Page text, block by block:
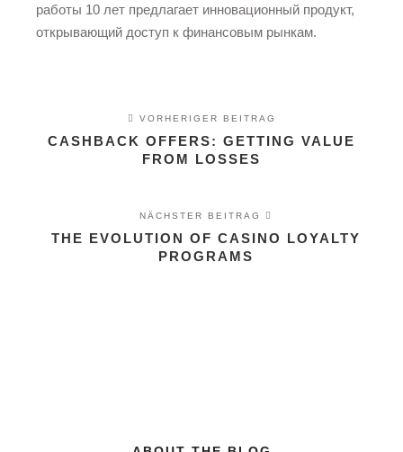
работы 10 лет предлагает инновационный продукт,
открывающий доступ к финансовым рынкам.
VORHERIGER BEITRAG
CASHBACK OFFERS: GETTING VALUE
FROM LOSSES
NÄCHSTER BEITRAG
THE EVOLUTION OF CASINO LOYALTY
PROGRAMS